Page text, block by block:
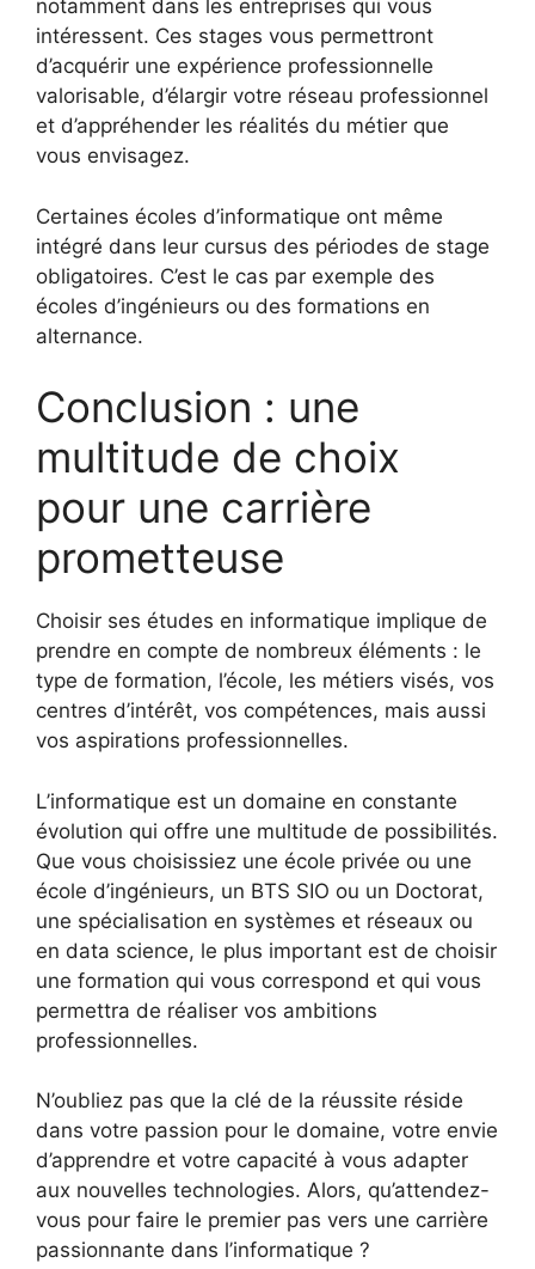
notamment dans les entreprises qui vous
intéressent. Ces stages vous permettront
d’acquérir une expérience professionnelle
valorisable, d’élargir votre réseau professionnel
et d’appréhender les réalités du métier que
vous envisagez.
Certaines écoles d’informatique ont même
intégré dans leur cursus des périodes de stage
obligatoires. C’est le cas par exemple des
écoles d’ingénieurs ou des formations en
alternance.
Conclusion : une
multitude de choix
pour une carrière
prometteuse
Choisir ses études en informatique implique de
prendre en compte de nombreux éléments : le
type de formation, l’école, les métiers visés, vos
centres d’intérêt, vos compétences, mais aussi
vos aspirations professionnelles.
L’informatique est un domaine en constante
évolution qui offre une multitude de possibilités.
Que vous choisissiez une école privée ou une
école d’ingénieurs, un BTS SIO ou un Doctorat,
une spécialisation en systèmes et réseaux ou
en data science, le plus important est de choisir
une formation qui vous correspond et qui vous
permettra de réaliser vos ambitions
professionnelles.
N’oubliez pas que la clé de la réussite réside
dans votre passion pour le domaine, votre envie
d’apprendre et votre capacité à vous adapter
aux nouvelles technologies. Alors, qu’attendez-
vous pour faire le premier pas vers une carrière
passionnante dans l’informatique ?